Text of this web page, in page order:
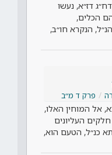
דז״א, נעשו
הכלים,
הנקרא חו״ב,
פרק ד מ״ב
אל המוחין האלו,
העליונים
כנ״ל, הטעם הוא,